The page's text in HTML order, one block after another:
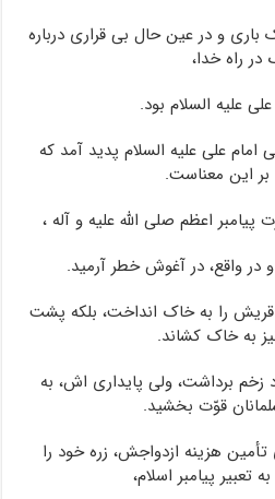
و در عین حال بی قراری درباره
در راه خدا،
علیه السلام بود.
علی علیه السلام پدید آمد که
این معناست.
اعظم صلی الله علیه و آله ،
در واقع، در آغوش خطر آرمید.
قریش را به خاک انداخت، بلکه پشت
به خاک کشاند.
برداشت، ولی پایداری اش، به
قوّت بخشید.
تأمین هزینه ازدواجش، زره خود را
تعبیر پیامبر اسلام،